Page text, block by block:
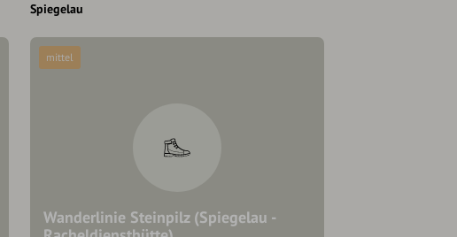
Spiegelau
Wanderlinie Steinpilz (Spiegelau -
mittel